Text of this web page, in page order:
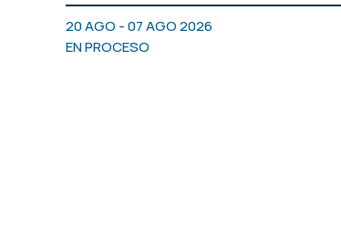
20 AGO - 07 AGO 2026
EN PROCESO